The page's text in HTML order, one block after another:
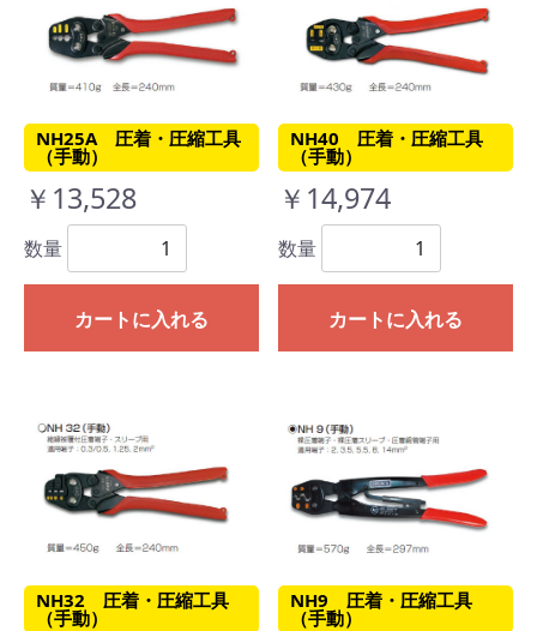
NH25A 圧着・圧縮工具
（手動）
￥13,528
数量
カートに入れる
NH40 圧着・圧縮工具
（手動）
￥14,974
数量
カートに入れる
NH32 圧着・圧縮工具
（手動）
NH9 圧着・圧縮工具
（手動）